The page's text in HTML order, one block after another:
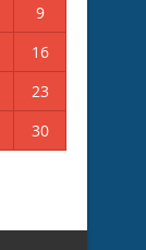
9
16
23
30